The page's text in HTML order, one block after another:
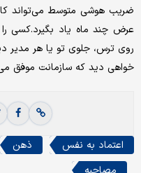
ضریب هوشی متوسط می‌تواند
عرض چند ماه یاد بگیرد.کسی
روی ترس، جلوی تو یا هر مدیر
خواهی دید که سازمانت موفق
اعتماد به نفس ذهن